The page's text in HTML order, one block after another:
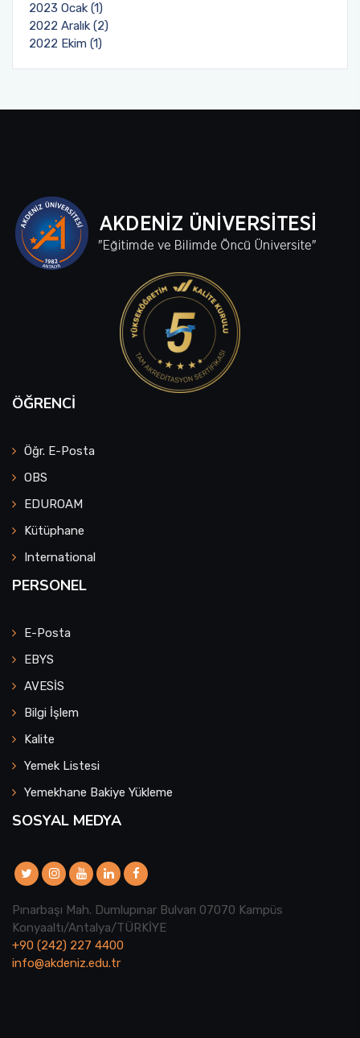
2023 Ocak (1)
2022 Aralık (2)
2022 Ekim (1)
ÖĞRENCI
Öğr. E-Posta
OBS
EDUROAM
Kütüphane
International
PERSONEL
E-Posta
EBYS
AVESİS
Bilgi İşlem
Kalite
Yemek Listesi
Yemekhane Bakiye Yükleme
SOSYAL MEDYA
Pınarbaşı Mah. Dumlupınar Bulvarı 07070 Kampüs
Konyaaltı/Antalya/TÜRKİYE
+90 (242) 227 4400
info@akdeniz.edu.tr